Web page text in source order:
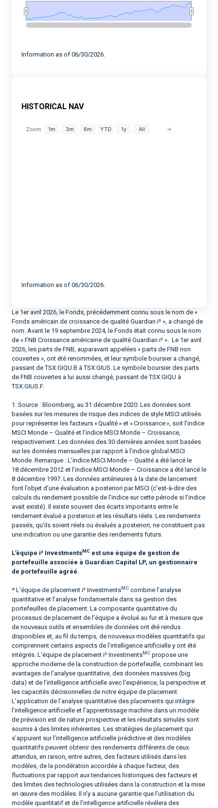
Information as of 06/30/2026.
HISTORICAL NAV
Zoom 1m 3m 6m YTD 1y All →
Information as of 06/30/2026.
Le 1er avril 2026, le Fonds, précédemment connu sous le nom de «
Fonds américain de croissance de qualité Guardian i³ », a changé de
nom. Avant le 19 septembre 2024, le Fonds était connu sous le nom
de « FNB Croissance américaine de qualité Guardian i³ ». Le 1er avril
2026, les parts de FNB, auparavant appelées « parts de FNB non
couvertes », ont été renommées, et leur symbole boursier a changé,
passant de TSX:GIQU.B à TSX:GIUS. Le symbole boursier des parts
de FNB couvertes a lui aussi changé, passant de TSX:GIQU à
TSX:GIUS.F.
1. Source : Bloomberg, au 31 décembre 2020. Les données sont
basées sur les mesures de risque des indices de style MSCI utilisés
pour représenter les facteurs « Qualité » et « Croissance », soit l’indice
MSCI Monde – Qualité et l’indice MSCI Monde – Croissance,
respectivement. Les données des 30 dernières années sont basées
sur les données mensuelles par rapport à l’indice global MSCI
Monde. Remarque : L’indice MSCI Monde – Qualité a été lancé le
18 décembre 2012 et l’indice MSCI Monde – Croissance a été lancé le
8 décembre 1997. Les données antérieures à la date de lancement
font l’objet d’une évaluation a posteriori par MSCI (c’est-à-dire des
calculs du rendement possible de l’indice sur cette période si l’indice
avait existé). Il existe souvent des écarts importants entre le
rendement évalué a posteriori et les résultats réels. Les rendements
passés, qu’ils soient réels ou évalués a posteriori, ne constituent pas
une indication ou une garantie des rendements futurs.
L’équipe i³ InvestmentsMC est une équipe de gestion de
portefeuille associée à Guardian Capital LP, un gestionnaire
de portefeuille agréé.
* L’équipe de placement i³ InvestmentsMC combine l’analyse
quantitative et l’analyse fondamentale dans sa gestion des
portefeuilles de placement. La composante quantitative du
processus de placement de l’équipe a évolué au fur et à mesure que
de nouveaux outils et ensembles de données ont été rendus
disponibles et, au fil du temps, de nouveaux modèles quantitatifs qui
comprennent certains aspects de l’intelligence artificielle y ont été
intégrés. L’équipe de placement i³ InvestmentsMC propose une
approche moderne de la construction de portefeuille, combinant les
avantages de l’analyse quantitative, des données massives (big
data) et de l’intelligence artificielle avec l’expérience, la perspective et
les capacités décisionnelles de notre équipe de placement.
L’application de l’analyse quantitative des placements qui intègre
l’intelligence artificielle et l’apprentissage machine dans un modèle
de prévision est de nature prospective et les résultats simulés sont
soumis à des limites inhérentes. Les stratégies de placement qui
s’appuient sur l’intelligence artificielle prédictive et des modèles
quantitatifs peuvent obtenir des rendements différents de ceux
attendus, en raison, entre autres, des facteurs utilisés dans les
modèles, de la pondération accordée à chaque facteur, des
fluctuations par rapport aux tendances historiques des facteurs et
des limites des technologies utilisées dans la construction et la mise
en œuvre des modèles. Il n’y a aucune garantie que l’utilisation du
modèle quantitatif et de l’intelligence artificielle révélera des